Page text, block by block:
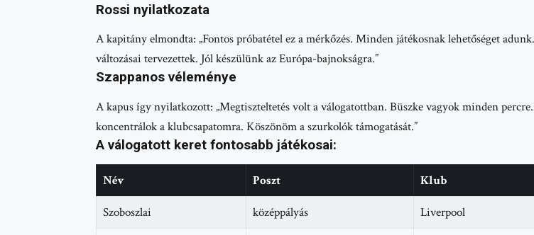
Rossi nyilatkozata
A kapitány elmondta: „Fontos próbatétel ez a mérkőzés. Minden játékosnak lehetőséget
változásai tervezettek. Jól készülünk az Európa-bajnokságra.”
Szappanos véleménye
A kapus így nyilatkozott: „Megtiszteltetés volt a válogatottban. Büszke vagyok minden
koncentrálok a klubcsapatomra. Köszönöm a szurkolók támogatását.”
A válogatott keret fontosabb játékosai:
Név Poszt Klub
Szoboszlai középpályás Liverpool